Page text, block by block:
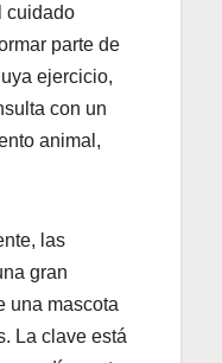
cuidado
parte de
ejercicio,
con un
animal,
las
gran
una mascota
La clave está